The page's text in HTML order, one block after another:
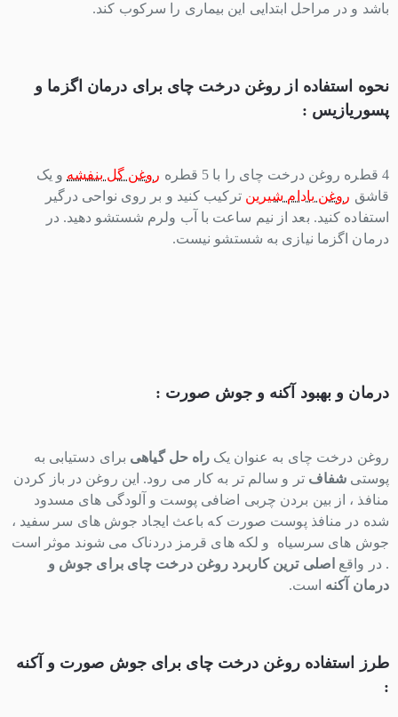
باشد و در مراحل ابتدایی این بیماری را سرکوب کند.
نحوه استفاده از روغن درخت چای برای درمان اگزما و
پسوریازیس :
4 قطره روغن درخت چای را با 5 قطره روغن گل بنفشه و یک
قاشق روغن بادام شیرین ترکیب کنید و بر روی نواحی درگیر
استفاده کنید. بعد از نیم ساعت با آب ولرم شستشو دهید. در
درمان اگزما نیازی به شستشو نیست.
درمان و بهبود آکنه و جوش صورت :
روغن درخت چای به عنوان یک راه حل گیاهی برای دستیابی به
پوستی شفاف تر و سالم تر به کار می رود. این روغن در باز کردن
منافذ ، از بین بردن چربی اضافی پوست و آلودگی های مسدود
شده در منافذ پوست صورت که باعث ایجاد جوش های سر سفید ،
جوش های سرسیاه و لکه های قرمز دردناک می شوند موثر است
. در واقع اصلی ترین کاربرد روغن درخت چای برای جوش و
درمان آکنه است.
طرز استفاده روغن درخت چای برای جوش صورت و آکنه
: